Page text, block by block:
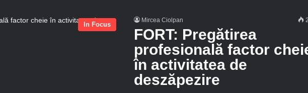
In Focus
Mircea Ciolpan
FORT: Pregătirea
profesională factor
în activitatea de
deszăpezire